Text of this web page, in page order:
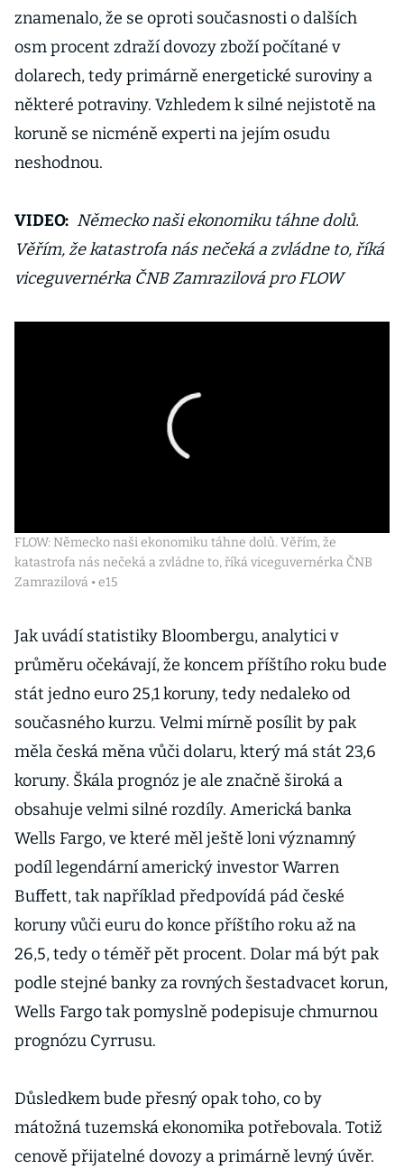
znamenalo, že se oproti současnosti o dalších
osm procent zdraží dovozy zboží počítané v
dolarech, tedy primárně energetické suroviny a
některé potraviny. Vzhledem k silné nejistotě na
koruně se nicméně experti na jejím osudu
neshodnou.
VIDEO: Německo naši ekonomiku táhne dolů.
Věřím, že katastrofa nás nečeká a zvládne to, říká
viceguvernérka ČNB Zamrazilová pro FLOW
FLOW: Německo naši ekonomiku táhne dolů. Věřím, že
katastrofa nás nečeká a zvládne to, říká viceguvernérka ČNB
Zamrazilová • e15
Jak uvádí statistiky Bloombergu, analytici v
průměru očekávají, že koncem příštího roku bude
stát jedno euro 25,1 koruny, tedy nedaleko od
současného kurzu. Velmi mírně posílit by pak
měla česká měna vůči dolaru, který má stát 23,6
koruny. Škála prognóz je ale značně široká a
obsahuje velmi silné rozdíly. Americká banka
Wells Fargo, ve které měl ještě loni významný
podíl legendární americký investor Warren
Buffett, tak například předpovídá pád české
koruny vůči euru do konce příštího roku až na
26,5, tedy o téměř pět procent. Dolar má být pak
podle stejné banky za rovných šestadvacet korun,
Wells Fargo tak pomyslně podepisuje chmurnou
prognózu Cyrrusu.
Důsledkem bude přesný opak toho, co by
mátožná tuzemská ekonomika potřebovala. Totiž
cenově přijatelné dovozy a primárně levný úvěr.